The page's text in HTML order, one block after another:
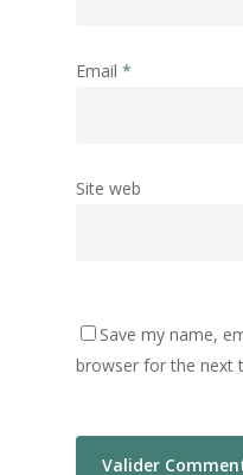
Email *
Site web
Save my name,
browser for the next